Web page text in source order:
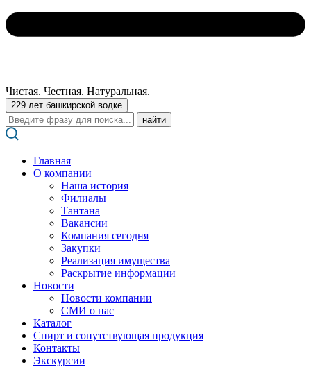
Чистая. Честная. Натуральная.
229 лет башкирской водке
Поиск:
Главная
О компании
Наша история
Филиалы
Тантана
Вакансии
Компания сегодня
Закупки
Реализация имущества
Раскрытие информации
Новости
Новости компании
СМИ о нас
Каталог
Спирт и сопутствующая продукция
Контакты
Экскурсии